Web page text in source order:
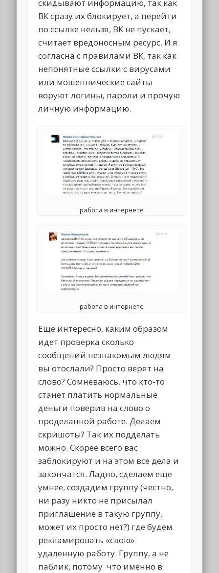
скидывают информацию, так как
ВК сразу их блокирует, а перейти
по ссылке нельзя, ВК не пускает,
считает вредоносным ресурс. И я
согласна с правилами ВК, так как
непонятные ссылки с вирусами
или мошеннические сайты
воруют логины, пароли и прочую
личную информацию.
работа в интернете
работа в интернете
Еще интересно, каким образом
идет проверка сколько
сообщений незнакомым людям
вы отослали? Просто верят на
слово? Сомневаюсь, что кто-то
станет платить нормальные
деньги поверив на слово о
проделанной работе. Делаем
скришоты? Так их подделать
можно. Скорее всего вас
заблокируют и на этом все дела и
закончатся. Ладно, сделаем еще
умнее, создадим группу (честно,
ни разу никто не присылал
приглашение в такую группу,
может их просто нет?) где будем
рекламировать «свою»
удаленную работу. Группу, а не
паблик, потому что именно в